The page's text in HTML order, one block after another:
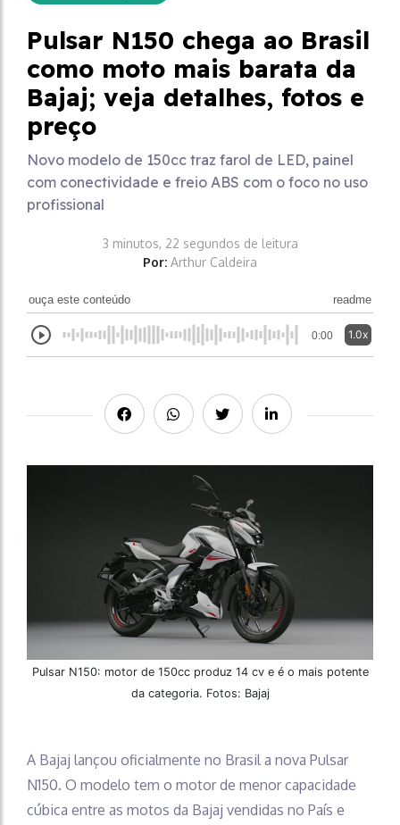
Pulsar N150 chega ao Brasil
como moto mais barata da
Bajaj; veja detalhes, fotos e
preço
Novo modelo de 150cc traz farol de LED, painel
com conectividade e freio ABS com o foco no uso
profissional
3 minutos, 22 segundos de leitura
Por: Arthur Caldeira
ouça este conteúdo readme
0:00 1.0x
Pulsar N150: motor de 150cc produz 14 cv e é o mais potente
da categoria. Fotos: Bajaj
A Bajaj lançou oficialmente no Brasil a nova Pulsar
N150. O modelo tem o motor de menor capacidade
cúbica entre as motos da Bajaj vendidas no País e